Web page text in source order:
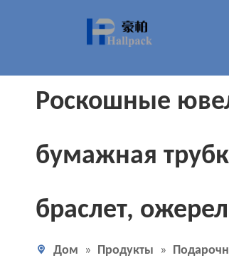
Роскошные
бумажная
браслет,
Дом » Продукты »